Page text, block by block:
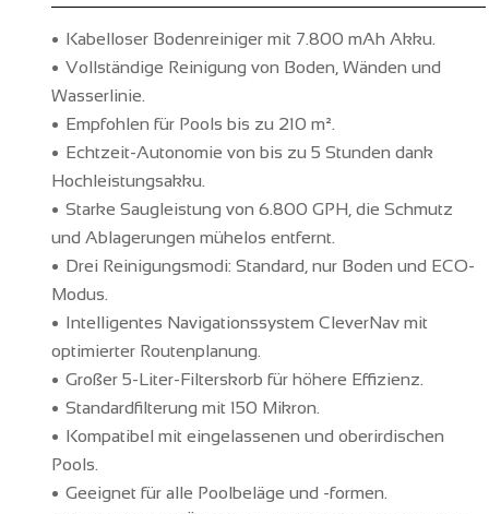
Kabelloser Bodenreiniger mit 7.800 mAh Akku.
Vollständige Reinigung von Boden, Wänden und
Wasserlinie.
Empfohlen für Pools bis zu 210 m².
Echtzeit-Autonomie von bis zu 5 Stunden dank
Hochleistungsakku.
Starke Saugleistung von 6.800 GPH, die Schmutz
und Ablagerungen mühelos entfernt.
Drei Reinigungsmodi: Standard, nur Boden und ECO-
Modus.
Intelligentes Navigationssystem CleverNav mit
optimierter Routenplanung.
Großer 5-Liter-Filterskorb für höhere Effizienz.
Standardfilterung mit 150 Mikron.
Kompatibel mit eingelassenen und oberirdischen
Pools.
Geeignet für alle Poolbeläge und -formen.